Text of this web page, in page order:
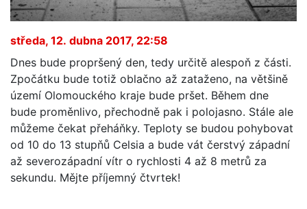
středa, 12. dubna 2017, 22:58
Dnes bude propršený den, tedy určitě alespoň z části.
Zpočátku bude totiž oblačno až zataženo, na většině
území Olomouckého kraje bude pršet. Během dne
bude proměnlivo, přechodně pak i polojasno. Stále ale
můžeme čekat přeháňky. Teploty se budou pohybovat
od 10 do 13 stupňů Celsia a bude vát čerstvý západní
až severozápadní vítr o rychlosti 4 až 8 metrů za
sekundu. Mějte příjemný čtvrtek!